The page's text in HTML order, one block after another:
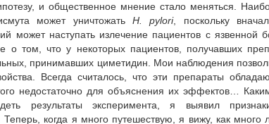
и общественное мнение стало меняться.
может уничтожать H. pylori, поскольку
может наступать излечение пациентов с язвенной
о том, что у некоторых пациентов, получавших
принимавших циметидин. Мои наблюдения
Всегда считалось, что эти препараты
недостаточно для объяснения их эффектов…
результаты эксперимента, я выявил
когда я много путешествую, я вижу, как